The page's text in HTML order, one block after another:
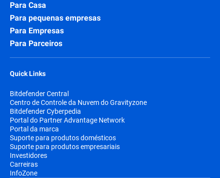
Para Casa
Para pequenas empresas
Para Empresas
Para Parceiros
Quick Links
Bitdefender Central
Centro de Controle da Nuvem do Gravityzone
Bitdefender Cyberpedia
Portal do Partner Advantage Network
Portal da marca
Suporte para produtos domésticos
Suporte para produtos empresariais
Investidores
Carreiras
InfoZone